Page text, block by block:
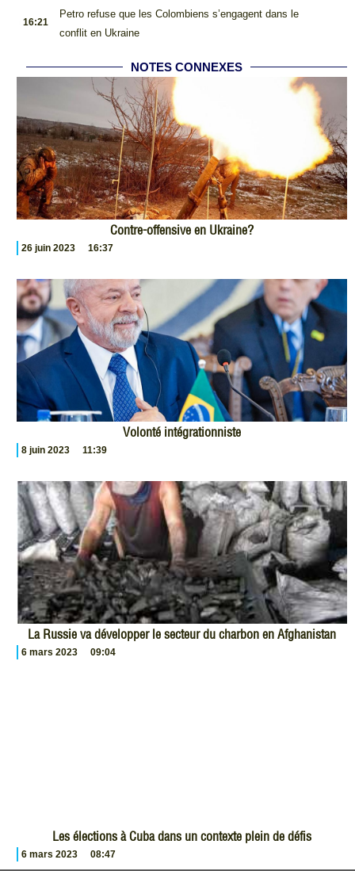
16:21
Petro refuse que les Colombiens s’engagent dans le
conflit en Ukraine
NOTES CONNEXES
Contre-offensive en Ukraine?
26 juin 2023 16:37
Volonté intégrationniste
8 juin 2023 11:39
La Russie va développer le secteur du charbon en Afghanistan
6 mars 2023 09:04
Les élections à Cuba dans un contexte plein de défis
6 mars 2023 08:47